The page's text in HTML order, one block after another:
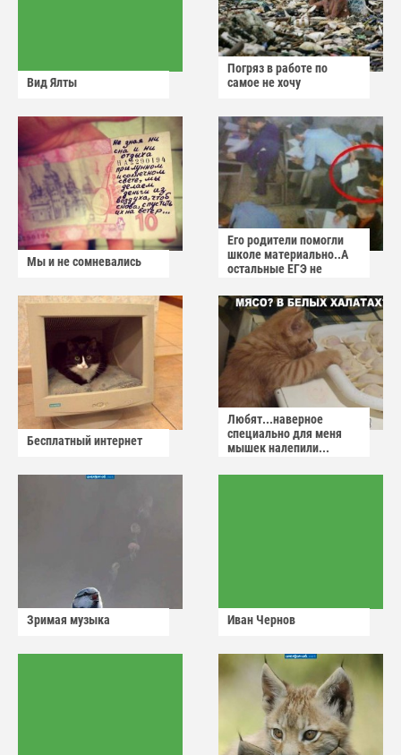
Вид Ялты
Погряз в работе по
самое не хочу
Мы и не сомневались
Его родители помогли
школе материально..А
остальные ЕГЭ не
Бесплатный интернет
Любят...наверное
специально для меня
мышек налепили...
Зримая музыка Иван Чернов